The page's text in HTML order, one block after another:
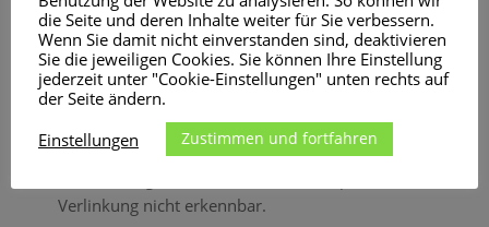
fremden Inhalte auch keine Gewähr
übernehmen. Für die Inhalte der verlinkten Seiten
ist stets der jeweilige Anbieter oder Betreiber der
Seiten verantwortlich. Die verlinkten Seiten
wurden zum Zeitpunkt der Verlinkung auf
mögliche Rechtsverstöße überprüft.
Verlinkung nicht erkennbar.
die Seite und deren Inhalte weiter für Sie verbessern.
Wenn Sie damit nicht einverstanden sind, deaktivieren
Sie die jeweiligen Cookies. Sie können Ihre Einstellung
jederzeit unter "Cookie-Einstellungen" unten rechts auf
der Seite ändern.
Einstellungen
Zustimmen und fortfahren